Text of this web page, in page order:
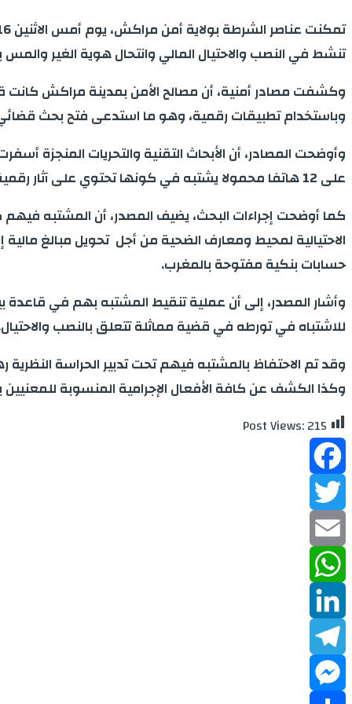
تنشط في النصب والاحتيال المالي وانتحال هوية الغير والمس
وكشفت مصادر أمنية، أن مصالح الأمن بمدينة مراكش
وباستخدام تطبيقات رقمية، وهو ما استدعى فتح بحث
وأوضحت المصادر، أن الأبحاث التقنية والتحريات
على 12 هاتفا محمولا يشتبه في كونها تحتوي على آثار رقمية لهذا النشاط الإجرامي.
كما أوضحت إجراءات البحث، يضيف المصدر، أن المشتبه
الاحتيالية لمحيط ومعارف الضحية من أجل تحويل مبالغ
حسابات بنكية مفتوحة بالمغرب.
وأشار المصدر، إلى أن عملية تنقيط المشتبه بهم في
للاشتباه في تورطه في قضية مماثلة تتعلق بالنصب
وقد تم الاحتفاظ بالمشتبه فيهم تحت تدبير الحراسة النظرية
وكذا الكشف عن كافة الأفعال الإجرامية المنسوبة للمعنيين
Post Views:215
Facebook
Twitter
Email
WhatsApp
LinkedIn
Telegram